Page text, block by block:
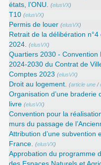
états, l’ONU. (elusVX)
T10 (elusVX)
Permis de louer (elusVX)
Retrait de la délibération
2024. (elusVX)
Quartiers 2030 - Convention
2024-2030 du Contrat de
Comptes 2023 (elusVX)
Droit au logement. (article une/
Organisation d’une braderie
livre (elusVX)
Convention pour la
murs du passage de
Attribution d’une subvention
France. (elusVX)
Approbation du programme